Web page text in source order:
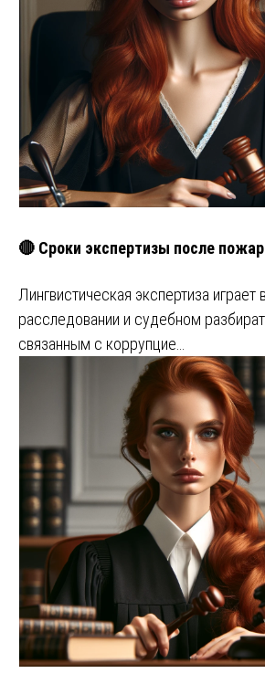
🔴 Сроки экспертизы после
Лингвистическая экспертиза
расследовании и судебном
связанным с коррупцие…